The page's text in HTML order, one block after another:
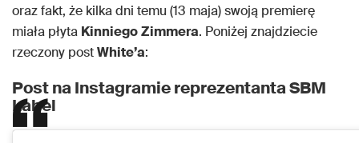
oraz fakt, że kilka dni temu (13 maja) swoją premierę
miała płyta KinniegoZimmera. Poniżej znajdziecie
rzeczony postWhite’a:
Post na Instagramie reprezentanta SBM
Label